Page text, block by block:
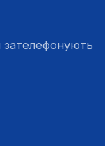
зателефонують